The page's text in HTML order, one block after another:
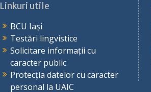
Linkuri utile
BCU Iași
Testări lingvistice
Solicitare informații cu
caracter public
Protecția datelor cu caracter
personal la UAIC